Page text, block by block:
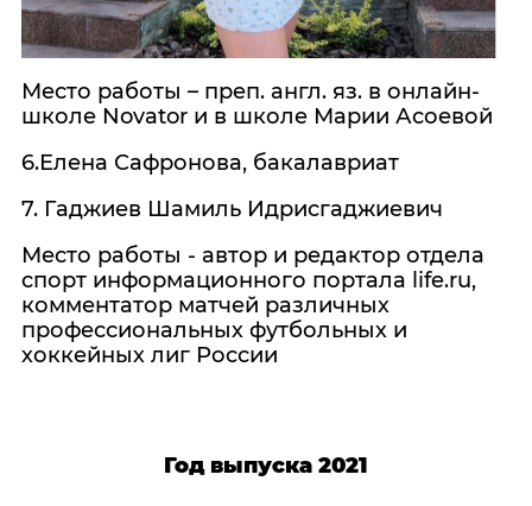
Место работы – преп. англ. яз. в онлайн-
школе Novator и в школе Марии Асоевой
6.Елена Сафронова, бакалавриат
7. Гаджиев Шамиль Идрисгаджиевич
Место работы - автор и редактор отдела
спорт информационного портала life.ru,
комментатор матчей различных
профессиональных футбольных и
хоккейных лиг России
Год выпуска 2021